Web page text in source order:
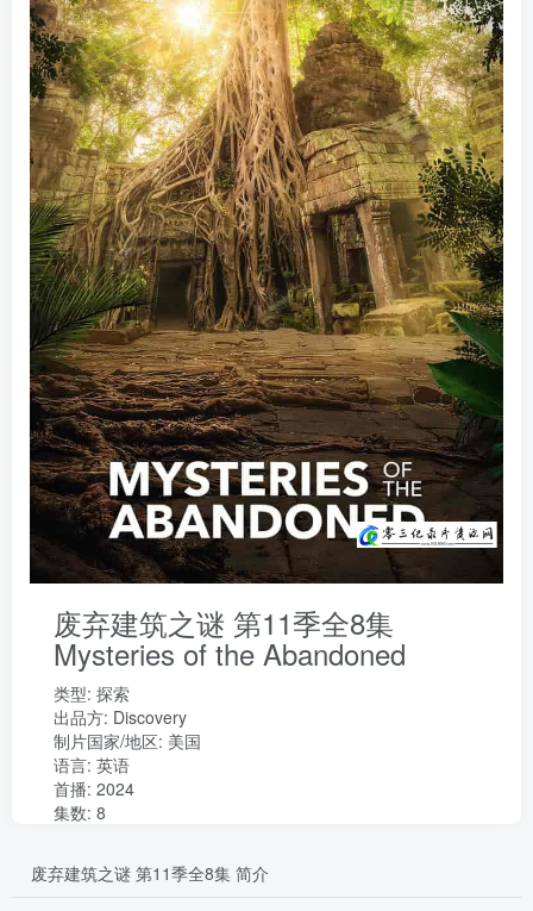
废弃建筑之谜 第11季全8集
Mysteries of the Abandoned
类型: 探索
出品方: Discovery
制片国家/地区: 美国
语言: 英语
首播: 2024
集数: 8
废弃建筑之谜 第11季全8集 简介